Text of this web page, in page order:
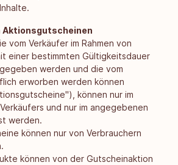
Aktionsgutscheinen
vom Verkäufer im Rahmen von
einer bestimmten Gültigkeitsdauer
werden und die vom
erworben werden können
können nur im
und nur im angegebenen
werden.
können nur von Verbrauchern
können von der Gutscheinaktion